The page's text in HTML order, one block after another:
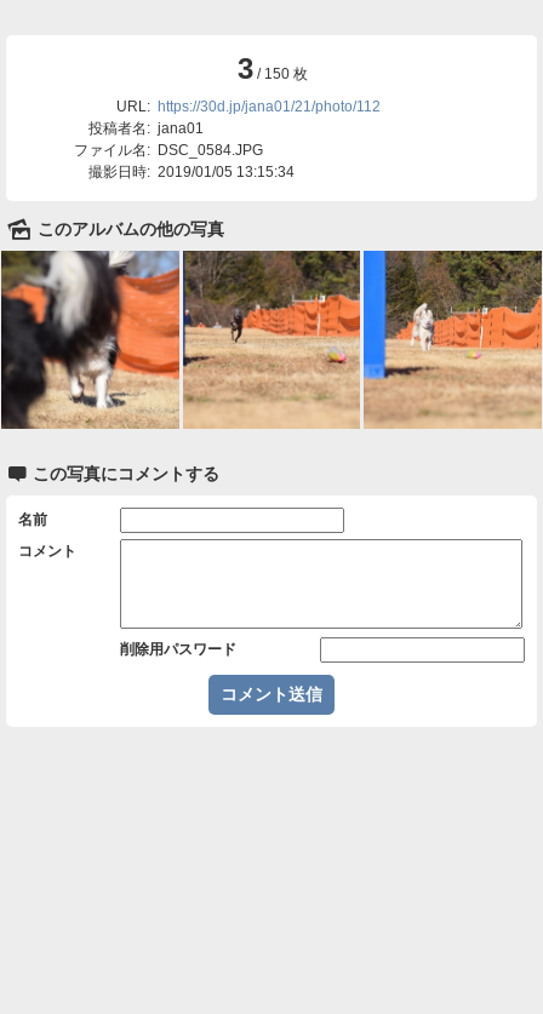
3/ 150 枚
URL: https://30d.jp/jana01/21/photo/112
投稿者名: jana01
ファイル名: DSC_0584.JPG
撮影日時: 2019/01/05 13:15:34
🌄 このアルバムの他の写真
 この写真にコメントする
名前
コメント
削除用パスワード